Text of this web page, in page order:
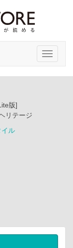
Toggle
版]
リテージ
イル